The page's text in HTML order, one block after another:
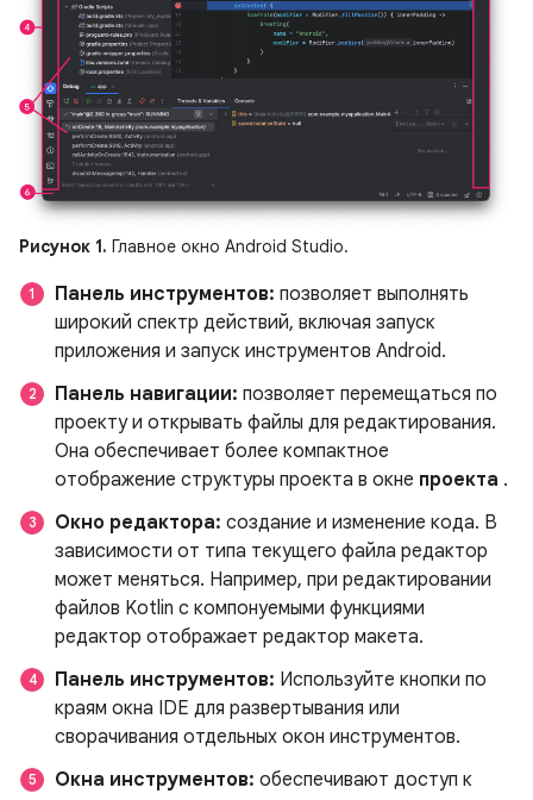
Рисунок 1. Главное окно Android Studio.
Панель инструментов: позволяет выполнять
широкий спектр действий, включая запуск
приложения и запуск инструментов Android.
Панель навигации: позволяет перемещаться по
проекту и открывать файлы для редактирования.
Она обеспечивает более компактное
отображение структуры проекта в окне проекта .
Окно редактора: создание и изменение кода. В
зависимости от типа текущего файла редактор
может меняться. Например, при редактировании
файлов Kotlin с компонуемыми функциями
редактор отображает редактор макета.
Панель инструментов: Используйте кнопки по
краям окна IDE для развертывания или
сворачивания отдельных окон инструментов.
Окна инструментов: обеспечивают доступ к